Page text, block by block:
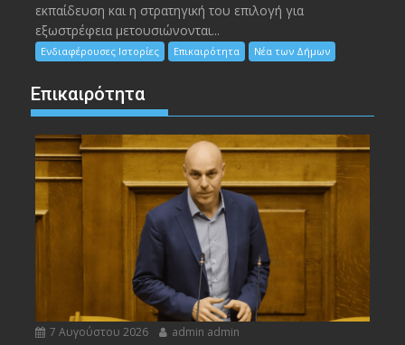
εκπαίδευση και η στρατηγική του επιλογή για
εξωστρέφεια μετουσιώνονται...
Ενδιαφέρουσες Ιστορίες Επικαιρότητα Νέα των Δήμων
Επικαιρότητα
7 Αυγούστου 2026 admin admin